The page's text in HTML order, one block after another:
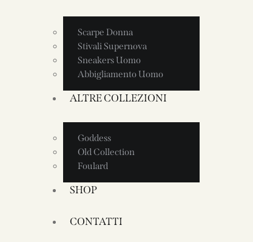
Scarpe Donna
Stivali Supernova
Sneakers Uomo
Abbigliamento Uomo
ALTRE COLLEZIONI
Goddess
Old Collection
Foulard
SHOP
CONTATTI